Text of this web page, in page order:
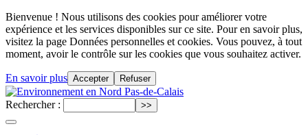
Bienvenue ! Nous utilisons des cookies pour améliorer votre
expérience et les services disponibles sur ce site. Pour en savoir plus,
visitez la page Données personnelles et cookies. Vous pouvez, à tout
moment, avoir le contrôle sur les cookies que vous souhaitez activer.
En savoir plus Accepter Refuser
Rechercher :